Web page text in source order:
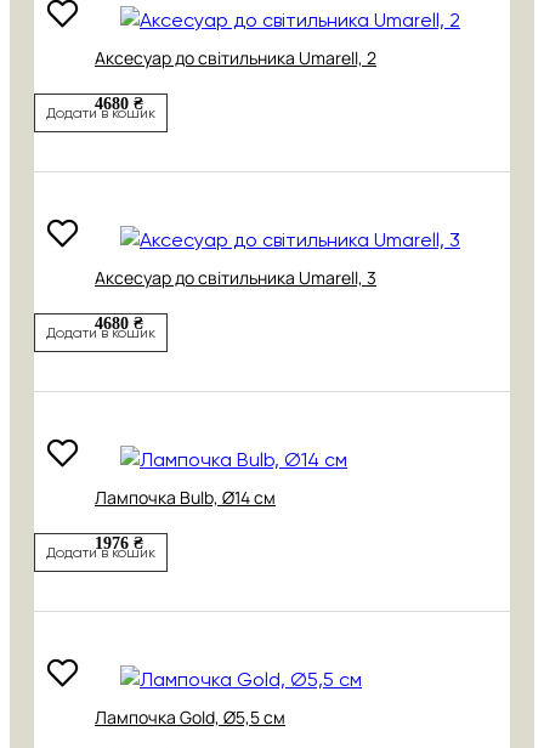
Аксесуар до світильника Umarell, 2
4680 ₴
Додати в кошик
Аксесуар до світильника Umarell, 3
4680 ₴
Додати в кошик
Лампочка Bulb, Ø14 см
1976 ₴
Додати в кошик
Лампочка Gold, Ø5,5 см